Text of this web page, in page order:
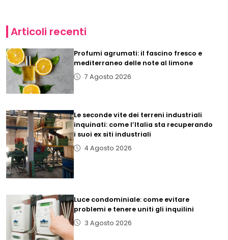
Articoli recenti
Profumi agrumati: il fascino fresco e
mediterraneo delle note al limone
7 Agosto 2026
Le seconde vite dei terreni industriali
inquinati: come l’Italia sta recuperando
i suoi ex siti industriali
4 Agosto 2026
Luce condominiale: come evitare
problemi e tenere uniti gli inquilini
3 Agosto 2026